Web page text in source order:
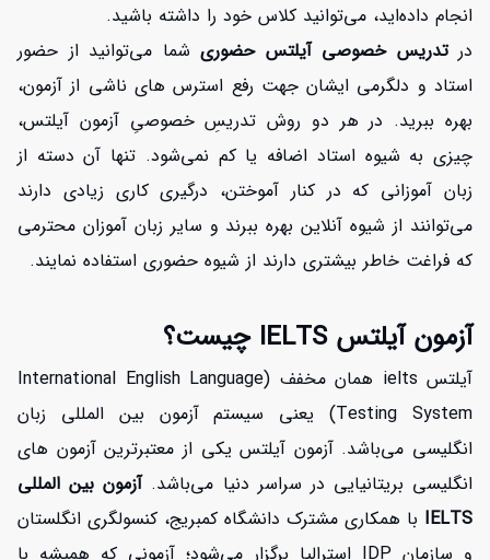
انجام داده‌اید، می‌توانید کلاس خود را داشته باشید.
درتدریس خصوصی آیلتس حضوری شما می‌توانید از حضور
استاد و دلگرمی ایشان جهت رفع استرس های ناشی از آزمون،
بهره ببرید. در هر دو روش تدریسِ خصوصیِ آزمون آیلتس،
چیزی به شیوه استاد اضافه یا کم نمی‌شود. تنها آن دسته از
زبان آموزانی که در کنار آموختن، درگیری کاری زیادی دارند
می‌توانند از شیوه آنلاین بهره ببرند و سایر زبان آموزان محترمی
که فراغت خاطر بیشتری دارند از شیوه حضوری استفاده نمایند.
آزمون آیلتس IELTS چیست؟
آیلتس ielts همان مخفف (International English Language
Testing System) یعنی سیستم آزمون بین المللی زبان
انگلیسی می‌باشد. آزمون آیلتس یکی از معتبرترین آزمون های
انگلیسی بریتانیایی در سراسر دنیا می‌باشد.آزمون بین المللی
IELTS با همکاری مشترک دانشگاه کمبریج، کنسولگری انگلستان
و سازمان IDP استرالیا برگزار می‌شود؛ آزمونی که همیشه با